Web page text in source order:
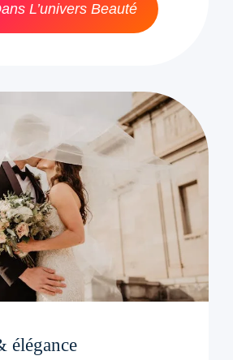
L’univers Beauté
élégance